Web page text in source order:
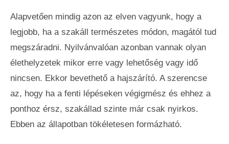
Alapvetően mindig azon az elven vagyunk, hogy a
legjobb, ha a szakáll természetes módon, magától tud
megszáradni. Nyilvánvalóan azonban vannak olyan
élethelyzetek mikor erre vagy lehetőség vagy idő
nincsen. Ekkor bevethető a hajszárító. A szerencse
az, hogy ha a fenti lépéseken végigmész és ehhez a
ponthoz érsz, szakállad szinte már csak nyirkos.
Ebben az állapotban tökéletesen formázható.